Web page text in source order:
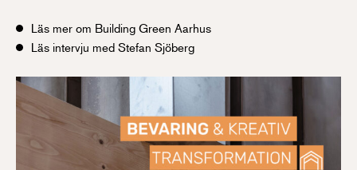
Läs mer om Building Green Aarhus
Läs intervju med Stefan Sjöberg